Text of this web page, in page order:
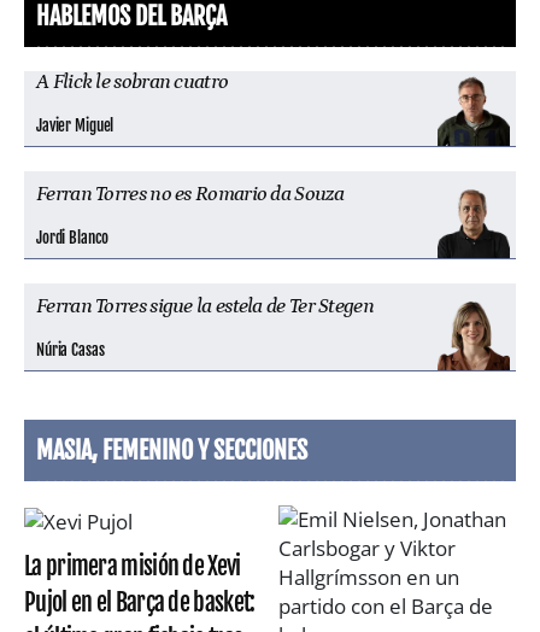
HABLEMOS DEL BARÇA
A Flick le sobran cuatro
Javier Miguel
Ferran Torres no es Romario da Souza
Jordi Blanco
Ferran Torres sigue la estela de Ter Stegen
Núria Casas
MASIA, FEMENINO Y SECCIONES
La primera misión de Xevi
Pujol en el Barça de basket: